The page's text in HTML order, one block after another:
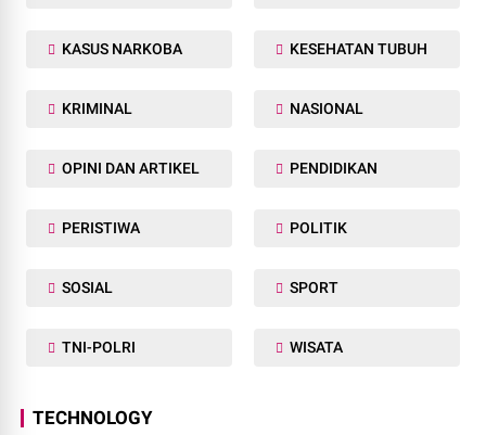
KASUS NARKOBA KESEHATAN TUBUH
KRIMINAL NASIONAL
OPINI DAN ARTIKEL PENDIDIKAN
PERISTIWA POLITIK
SOSIAL SPORT
TNI-POLRI WISATA
TECHNOLOGY